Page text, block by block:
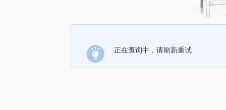
正在查询中，请刷新重试